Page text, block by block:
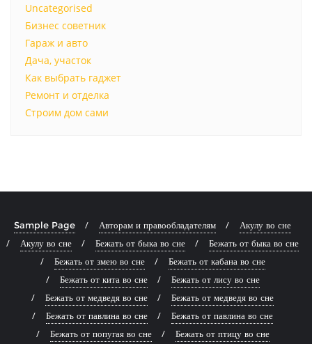
Uncategorised
Бизнес советник
Гараж и авто
Дача, участок
Как выбрать гаджет
Ремонт и отделка
Строим дом сами
Sample Page Авторам и правообладателям
Акулу во сне
Акулу во сне
Бежать от быка во сне
Бежать от быка во сне
Бежать от змею во сне
Бежать от кабана во сне
Бежать от кита во сне
Бежать от лису во сне
Бежать от медведя во сне
Бежать от медведя во сне
Бежать от павлина во сне
Бежать от павлина во сне
Бежать от попугая во сне
Бежать от птицу во сне